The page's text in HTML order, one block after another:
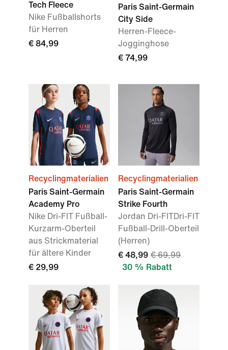
Tech Fleece
Nike Fußballshorts
für Herren
€ 84,99
Paris Saint-Germain
City Side
Herren-Fleece-
Jogginghose
€ 74,99
Recyclingmaterialien
Paris Saint-Germain
Academy Pro
Nike Dri-FIT Fußball-
Kurzarm-Oberteil
aus Strickmaterial
für ältere Kinder
€ 29,99
Recyclingmaterialien
Paris Saint-Germain
Strike Fourth
Jordan Dri-FITDri-FIT
Fußball-Drill-Oberteil
(Herren)
€ 48,99 € 69,99
30 % Rabatt